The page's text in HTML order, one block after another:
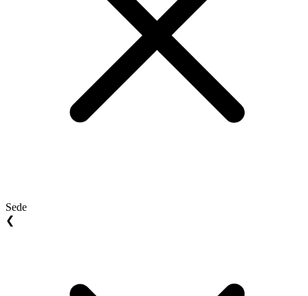
Sede
❮